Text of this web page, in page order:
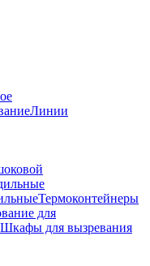
Линии
Термоконтейнеры
для
Шкафы для вызревания